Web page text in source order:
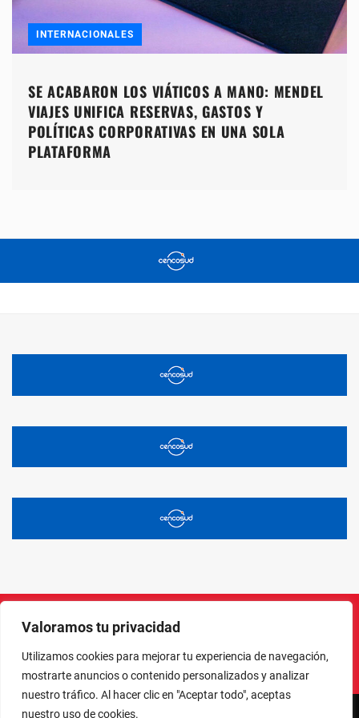
Valoramos tu privacidad
Utilizamos cookies para mejorar tu experiencia de navegación,
mostrarte anuncios o contenido personalizados y analizar
nuestro tráfico. Al hacer clic en "Aceptar todo", aceptas
nuestro uso de cookies.
INTERNACIONALES
SE ACABARON LOS VIÁTICOS A MANO: MENDEL
VIAJES UNIFICA RESERVAS, GASTOS Y
POLÍTICAS CORPORATIVAS EN UNA SOLA
PLATAFORMA
InstagramFacebook
X